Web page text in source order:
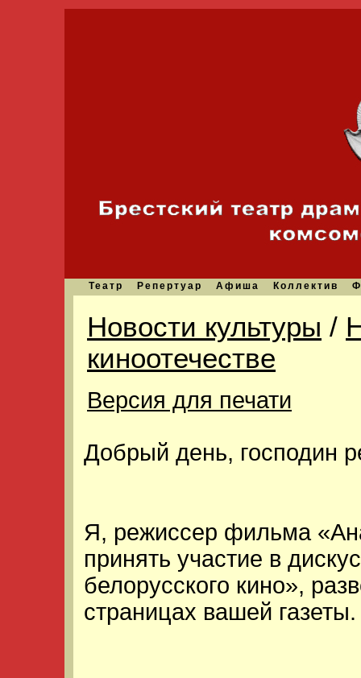
Театр Репертуар Афиша Коллектив
Новости культуры /
киноотечестве
Версия для печати
Добрый день, господин
Я, режиссер фильма
принять участие в
белорусского кино»,
страницах вашей газеты.